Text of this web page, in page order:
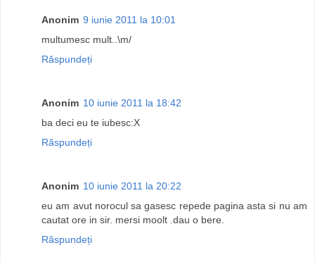
Anonim 9 iunie 2011 la 10:01
multumesc mult..\m/
Răspundeți
Anonim 10 iunie 2011 la 18:42
ba deci eu te iubesc:X
Răspundeți
Anonim 10 iunie 2011 la 20:22
eu am avut norocul sa gasesc repede pagina asta si nu am
cautat ore in sir. mersi moolt .dau o bere.
Răspundeți